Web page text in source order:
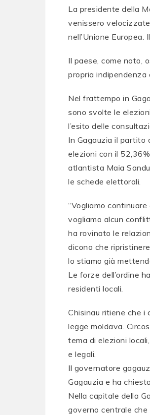
La presidente della
venissero velocizzate
nell’Unione
Il paese, come noto,
propria indipendenza
Nel frattempo in
sono svolte le
l’esito delle
In Gagauzia il partito
elezioni con il
atlantista Maia
le schede elettorali.
“Vogliamo
vogliamo alcun
ha rovinato le
dicono che
lo stiamo già
Le forze dell’ordine
residenti locali.
Chisinau ritiene che i
legge moldava.
tema di elezioni
e legali.
Il governatore
Gagauzia e ha
Nella capitale della
governo centrale